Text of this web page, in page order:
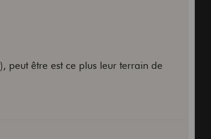
peut être est ce plus leur terrain de